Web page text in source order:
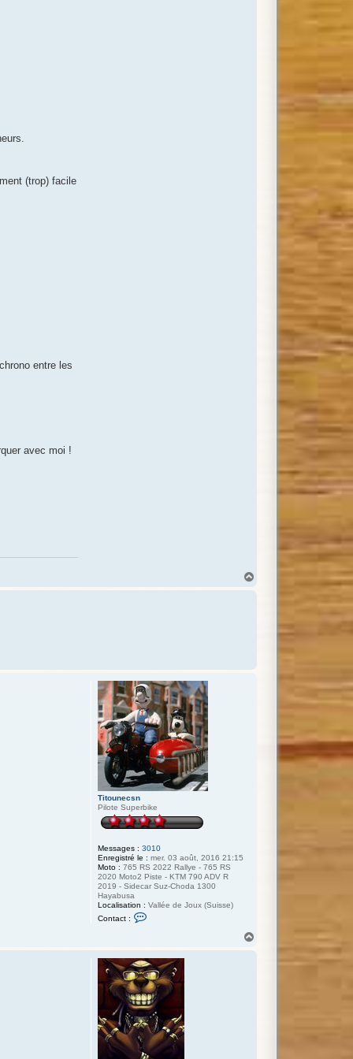
(trop) facile
entre les
avec moi !
Titounecsn
Pilote Superbike
Messages : 3010
Enregistré le : mer. 03 août, 2016 21:15
Moto : 765 RS 2022 Rallye - 765 RS
2020 Moto2 Piste - KTM 790 ADV R
2019 - Sidecar Suz-Choda 1300
Hayabusa
Localisation : Vallée de Joux (Suisse)
Contact :
a
c
t
e
r
T
i
t
o
u
n
e